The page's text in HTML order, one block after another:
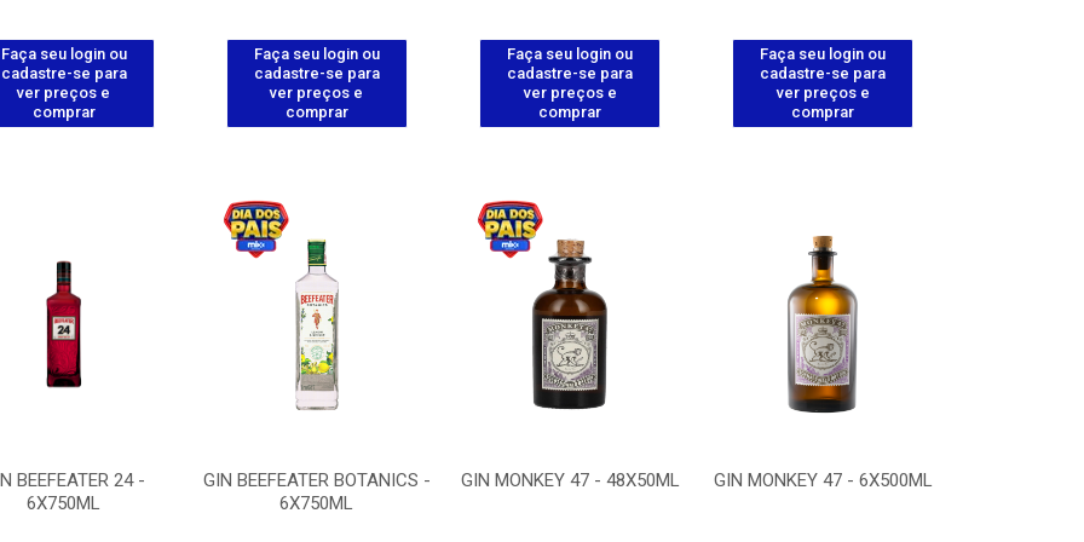
Faça seu login ou
cadastre-se para
ver preços e
comprar
Faça seu login ou
cadastre-se para
ver preços e
comprar
Faça seu login ou
cadastre-se para
ver preços e
comprar
Faça seu login ou
cadastre-se para
ver preços e
comprar
BEEFEATER 24 -
6X750ML
GIN BEEFEATER BOTANICS -
6X750ML
GIN MONKEY 47 - 48X50ML GIN MONKEY 47 - 6X500ML